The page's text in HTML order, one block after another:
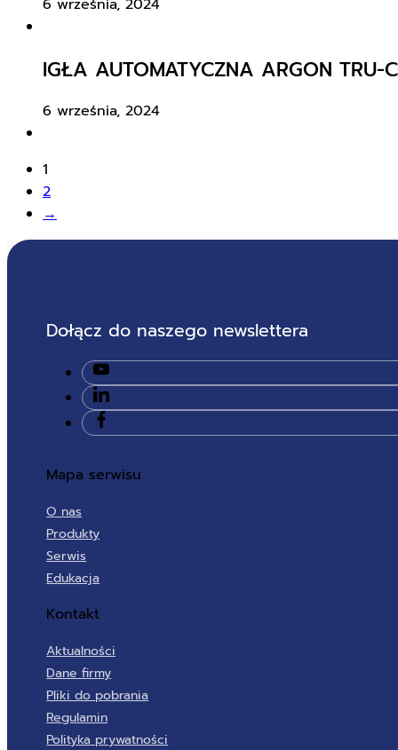
IGŁA AUTOMATYCZNA ARGON TRU-
6 września, 2024
1
2
→
Dołącz do naszego newslettera
Mapa serwisu
O nas
Produkty
Serwis
Edukacja
Kontakt
Aktualności
Dane firmy
Pliki do pobrania
Regulamin
Polityka prywatności